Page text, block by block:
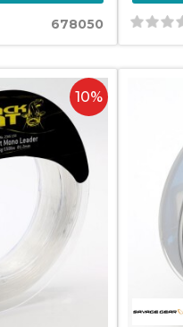
678050
10%